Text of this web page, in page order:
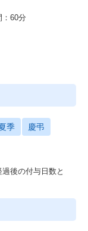
60分
季 慶弔
後の付与日数と